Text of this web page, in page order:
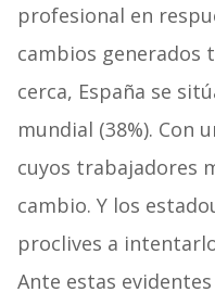
profesional en
cambios generados
cerca, España se
mundial (38%). Con
cuyos trabajadores
cambio. Y los
proclives a
Ante estas